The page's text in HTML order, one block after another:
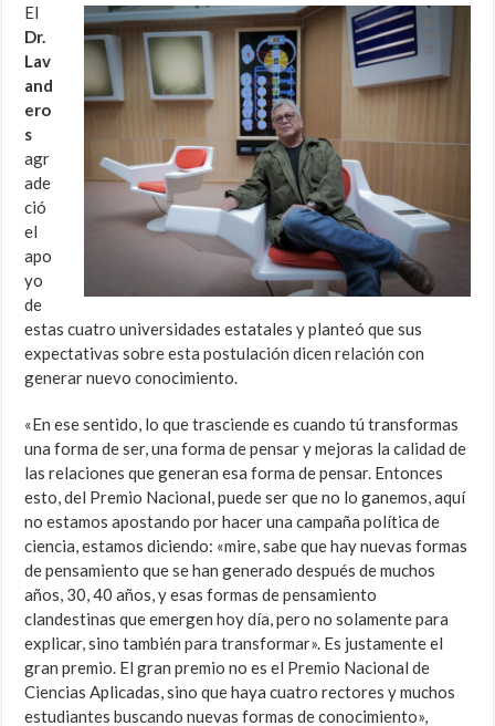
El
Dr.
Lav
and
ero
s
agr
ade
ció
el
apo
yo
de
estas cuatro universidades estatales y planteó que sus
expectativas sobre esta postulación dicen relación con
generar nuevo conocimiento.
«En ese sentido, lo que trasciende es cuando tú transformas
una forma de ser, una forma de pensar y mejoras la calidad de
las relaciones que generan esa forma de pensar. Entonces
esto, del Premio Nacional, puede ser que no lo ganemos, aquí
no estamos apostando por hacer una campaña política de
ciencia, estamos diciendo: «mire, sabe que hay nuevas formas
de pensamiento que se han generado después de muchos
años, 30, 40 años, y esas formas de pensamiento
clandestinas que emergen hoy día, pero no solamente para
explicar, sino también para transformar». Es justamente el
gran premio. El gran premio no es el Premio Nacional de
Ciencias Aplicadas, sino que haya cuatro rectores y muchos
estudiantes buscando nuevas formas de conocimiento»,